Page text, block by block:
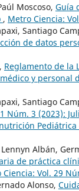
Moscoso, Guía
, Metro Ciencia:
Santiago
de datos
Reglamento de la
y personal
Santiago
Núm. 3 (2023):
Albán,
de práctica
Ciencia: Vol. 29
Alonso,